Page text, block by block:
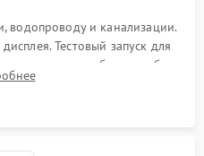
водопроводу и канализации.
Тестовый запуск для
протечек или сбоев в работе
управления.